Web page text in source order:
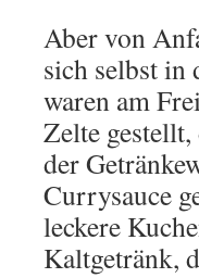
Aber von
sich selbst in
waren am
Zelte
der
Currysauce
leckere
Kaltgetränk,